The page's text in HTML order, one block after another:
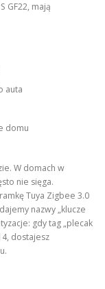
GF22, mają
auta
domu
W domach w
nie sięga.
Tuya Zigbee 3.0
nazwy „klucze
gdy tag „plecak
dostajesz